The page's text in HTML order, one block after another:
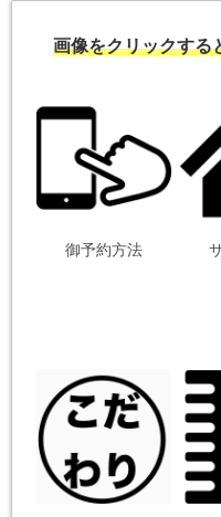
画像をクリックする
御予約方法